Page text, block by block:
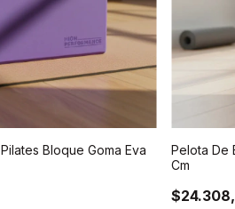
Bloque Goma Eva
Pelota De
Cm